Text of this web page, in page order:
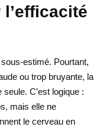
estimé. Pourtant,
ou trop bruyante, la
C’est logique :
mais elle ne
le cerveau en